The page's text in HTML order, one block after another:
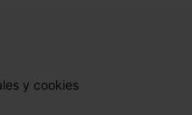
y cookies